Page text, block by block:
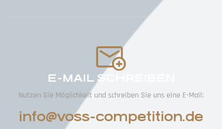
E-MAIL SCHREIBEN
Nutzen Sie Möglichkeit und schreiben Sie uns eine E-Mail:
info@voss-competition.de